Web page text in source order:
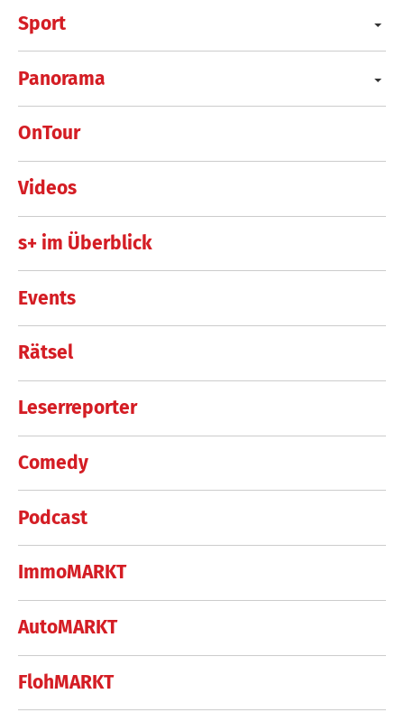
Sport
Panorama
OnTour
Videos
s+ im Überblick
Events
Rätsel
Leserreporter
Comedy
Podcast
ImmoMARKT
AutoMARKT
FlohMARKT